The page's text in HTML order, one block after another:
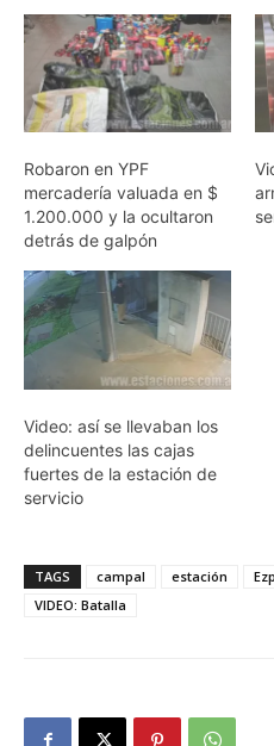
Robaron en YPF
mercadería valuada en $
1.200.000 y la ocultaron
detrás de galpón
Video: así se llevaban los
delincuentes las cajas
fuertes de la estación de
servicio
TAGS campal estación
VIDEO: Batalla